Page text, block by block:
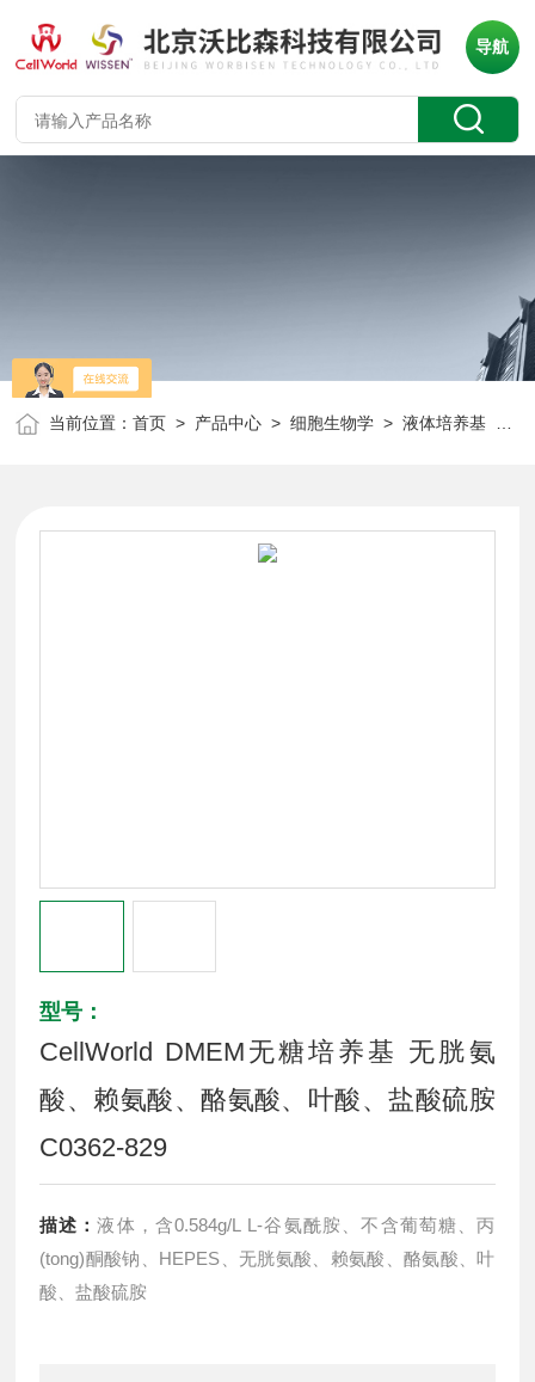
导航
当前位置：首页 > 产品中心 >细胞生物学 >液体培养基
型号：
CellWorld DMEM无糖培养基 无胱氨
酸、赖氨酸、酪氨酸、叶酸、盐酸硫胺
C0362-829
描述：液体，含0.584g/L L-谷氨酰胺、不含葡萄糖、丙
(tong)酮酸钠、HEPES、无胱氨酸、赖氨酸、酪氨酸、叶
酸、盐酸硫胺